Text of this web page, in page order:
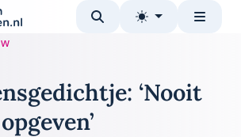
— naar de homepage
‘Nooit